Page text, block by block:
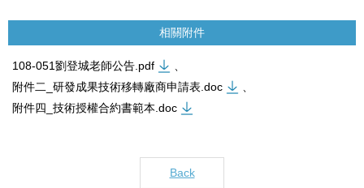
相關附件
108-051劉登城老師公告.pdf
附件二_研發成果技術移轉廠商申請表.doc
附件四_技術授權合約書範本.doc
Back